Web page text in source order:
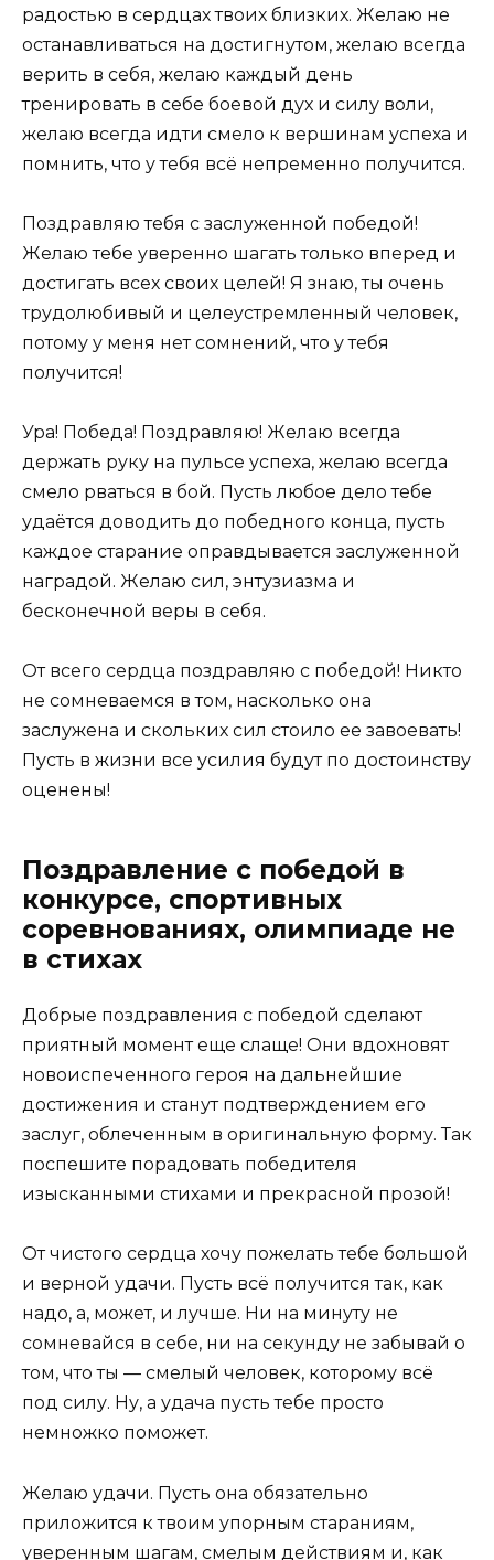
радостью в сердцах твоих близких. Желаю не
останавливаться на достигнутом, желаю всегда
верить в себя, желаю каждый день
тренировать в себе боевой дух и силу воли,
желаю всегда идти смело к вершинам успеха и
помнить, что у тебя всё непременно получится.
Поздравляю тебя с заслуженной победой!
Желаю тебе уверенно шагать только вперед и
достигать всех своих целей! Я знаю, ты очень
трудолюбивый и целеустремленный человек,
потому у меня нет сомнений, что у тебя
получится!
Ура! Победа! Поздравляю! Желаю всегда
держать руку на пульсе успеха, желаю всегда
смело рваться в бой. Пусть любое дело тебе
удаётся доводить до победного конца, пусть
каждое старание оправдывается заслуженной
наградой. Желаю сил, энтузиазма и
бесконечной веры в себя.
От всего сердца поздравляю с победой! Никто
не сомневаемся в том, насколько она
заслужена и скольких сил стоило ее завоевать!
Пусть в жизни все усилия будут по достоинству
оценены!
Поздравление с победой в
конкурсе, спортивных
соревнованиях, олимпиаде не
в стихах
Добрые поздравления с победой сделают
приятный момент еще слаще! Они вдохновят
новоиспеченного героя на дальнейшие
достижения и станут подтверждением его
заслуг, облеченным в оригинальную форму. Так
поспешите порадовать победителя
изысканными стихами и прекрасной прозой!
От чистого сердца хочу пожелать тебе большой
и верной удачи. Пусть всё получится так, как
надо, а, может, и лучше. Ни на минуту не
сомневайся в себе, ни на секунду не забывай о
том, что ты — смелый человек, которому всё
под силу. Ну, а удача пусть тебе просто
немножко поможет.
Желаю удачи. Пусть она обязательно
приложится к твоим упорным стараниям,
уверенным шагам, смелым действиям и, как